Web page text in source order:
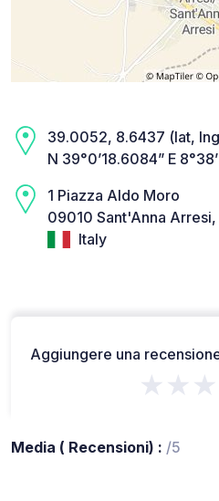
39.0052, 8.6437 (lat,
N 39°0’18.6084” E
1 Piazza Aldo Moro
09010 Sant'Anna Arresi,
Italy
Aggiungere una
Media ( Recensioni) : /5